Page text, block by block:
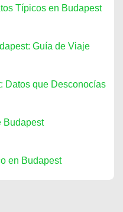
Típicos en Budapest
Guía de Viaje
Datos que Desconocías
Budapest
en Budapest